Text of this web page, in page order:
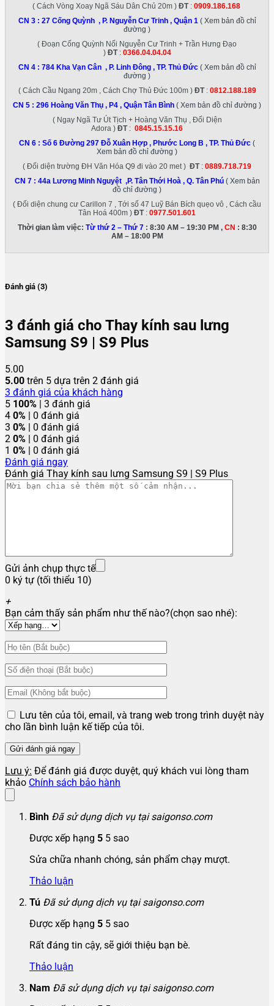
( Cách Vòng Xoay Ngã Sáu Dân Chủ 20m ) ĐT: 0909.186.168
CN 3 : 27 Cống Quỳnh , P. Nguyễn Cư Trinh , Quận 1 ( Xem bản đồ chỉ
đường )
( Đoạn Cống Quỳnh Nối Nguyễn Cư Trinh + Trần Hưng Đạo
) ĐT: 0366.04.04.04
CN 4 : 784 Kha Vạn Cân , P. Linh Đông , TP. Thủ Đức( Xem bản đồ chỉ
đường )
( Cách Cầu Ngang 20m , Cách Chợ Thủ Đức 100m ) ĐT: 0812.188.189
CN 5 : 296 Hoàng Văn Thụ , P4 , Quận Tân Bình ( Xem bản đồ chỉ đường )
( Ngay Ngã Tư Út Tịch + Hoàng Văn Thụ , Đối Diện
Adora ) ĐT: 0845.15.15.16
CN 6 : Số 6 Đường 297 Đỗ Xuân Hợp , Phước Long B , TP. Thủ Đức (
Xem bản đồ chỉ đường )
( Đối diện trường ĐH Văn Hóa Q9 đi vào 20 met ) ĐT: 0889.718.719
CN 7 : 44a Lương Minh Nguyệt ,P. Tân Thới Hoà , Q. Tân Phú ( Xem bản
đồ chỉ đường )
( Đối diện chung cư Carillon 7 , Tới số 47 Luỹ Bán Bích quẹo vô , Cách cầu
Tân Hoá 400m ) ĐT: 0977.501.601
Thời gian làm việc: Từ thứ 2 – Thứ 7: 8:30 AM – 19:30 PM , CN : 8:30
AM – 18:00 PM
Đánh giá (3)
3 đánh giá cho Thay kính sau lưng
Samsung S9 | S9 Plus
5.00
5.00 trên 5 dựa trên 2 đánh giá
3 đánh giá của khách hàng
5 100% | 3 đánh giá
4 0% | 0 đánh giá
3 0% | 0 đánh giá
2 0% | 0 đánh giá
1 0% | 0 đánh giá
Đánh giá ngay
Đánh giá Thay kính sau lưng Samsung S9 | S9 Plus
Gửi ảnh chụp thực tế
0 ký tự (tối thiểu 10)
+
Bạn cảm thấy sản phẩm như thế nào?(chọn sao nhé):
Lưu tên của tôi, email, và trang web trong trình duyệt này
cho lần bình luận kế tiếp của tôi.
Lưu ý: Để đánh giá được duyệt, quý khách vui lòng tham
khảo Chính sách bảo hành
Bình Đã sử dụng dịch vụ tại saigonso.com
Được xếp hạng 5 5 sao
Sửa chữa nhanh chóng, sản phẩm chạy mượt.
Thảo luận
Tú Đã sử dụng dịch vụ tại saigonso.com
Được xếp hạng 5 5 sao
Rất đáng tin cậy, sẽ giới thiệu bạn bè.
Thảo luận
Nam Đã sử dụng dịch vụ tại saigonso.com